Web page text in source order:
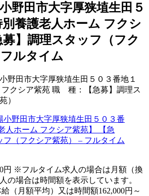
野田市大字厚狭埴生田５
別養護老人ホーム フクシ
】調理スタッフ（フク
ルタイム
野田市大字厚狭埴生田５０３番地１
クシア紫苑 職 種：
【急募】調理ス
）
円 ※フルタイム求人の場合は月額（換
の場合は時間額を表示しています。
（月額平均）又は時間額162,000円～